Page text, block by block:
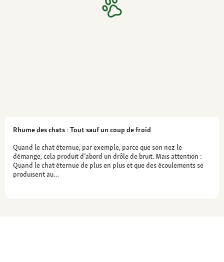
Rhume des chats : Tout sauf un coup de froid
Quand le chat éternue, par exemple, parce que son nez le
démange, cela produit d’abord un drôle de bruit. Mais attention :
Quand le chat éternue de plus en plus et que des écoulements se
produisent au…